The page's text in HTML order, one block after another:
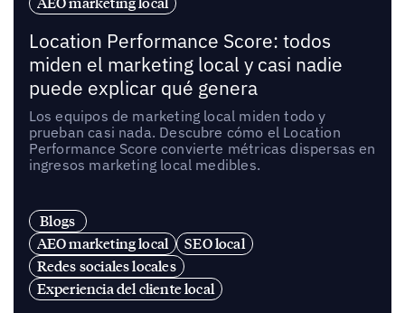
Location Performance Score: todos
miden el marketing local y casi nadie
puede explicar qué genera
Los equipos de marketing local miden todo y
prueban casi nada. Descubre cómo el Location
Performance Score convierte métricas dispersas en
ingresos marketing local medibles.
Blogs
AEO marketing local
SEO local
Redes sociales locales
Experiencia del cliente local